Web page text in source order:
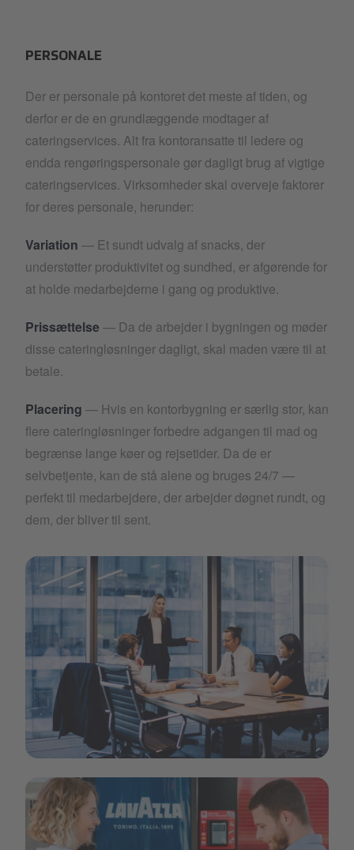
PERSONALE
Der er personale på kontoret det meste af tiden, og
derfor er de en grundlæggende modtager af
cateringservices. Alt fra kontoransatte til ledere og
endda rengøringspersonale gør dagligt brug af vigtige
cateringservices. Virksomheder skal overveje faktorer
for deres personale, herunder:
Variation — Et sundt udvalg af snacks, der
understøtter produktivitet og sundhed, er afgørende for
at holde medarbejderne i gang og produktive.
Prissættelse— Da de arbejder i bygningen og møder
disse cateringløsninger dagligt, skal maden være til at
betale.
Placering — Hvis en kontorbygning er særlig stor, kan
flere cateringløsninger forbedre adgangen til mad og
begrænse lange køer og rejsetider. Da de er
selvbetjente, kan de stå alene og bruges 24/7 —
perfekt til medarbejdere, der arbejder døgnet rundt, og
dem, der bliver til sent.